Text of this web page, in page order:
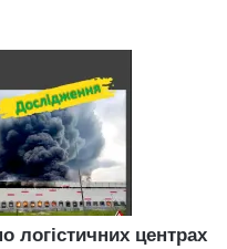
логістичних центрах